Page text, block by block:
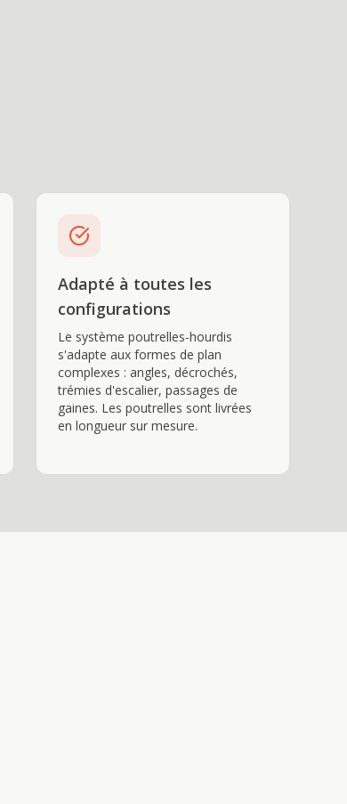
Adapté à toutes les
configurations
Le système poutrelles-hourdis
s'adapte aux formes de plan
complexes : angles, décrochés,
trémies d'escalier, passages de
gaines. Les poutrelles sont livrées
en longueur sur mesure.